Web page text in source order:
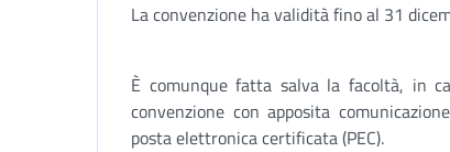
La convenzione ha validità fino al 31
È comunque fatta salva la facoltà, in
convenzione con apposita
posta elettronica certificata (PEC).